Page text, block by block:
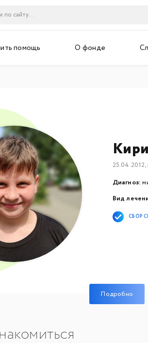
помощь О фонде
Диагноз:
Вид
СБОР
Подробно